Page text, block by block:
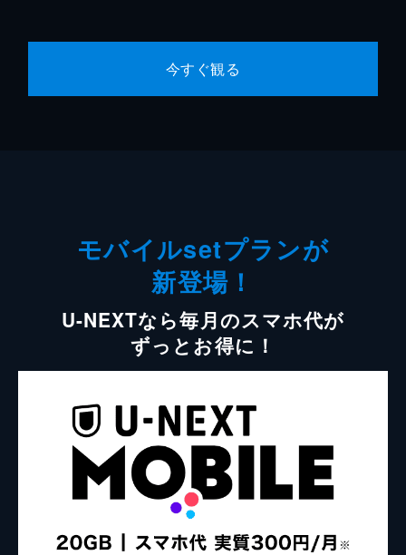
今すぐ観る
モバイルsetプランが
新登場！
U-NEXTなら毎月のスマホ代が
ずっとお得に！